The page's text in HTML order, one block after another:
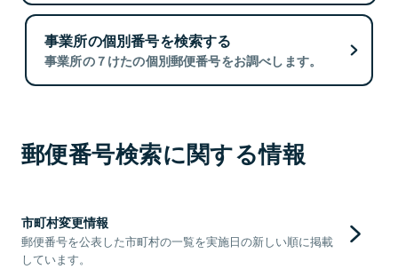
事業所の個別番号を検索する
事業所の７けたの個別郵便番号をお調べします。
郵便番号検索に関する情報
市町村変更情報
郵便番号を公表した市町村の一覧を実施日の新しい順に掲載
しています。